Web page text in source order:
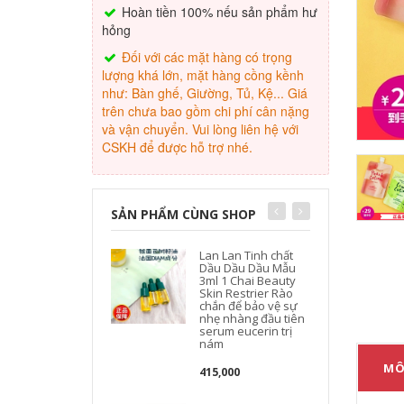
Hoàn tiền 100% nếu sản phẩm hư
hỏng
Đối với các mặt hàng có trọng
lượng khá lớn, mặt hàng cồng kềnh
như: Bàn ghế, Giường, Tủ, Kệ... Giá
trên chưa bao gồm chi phí cân nặng
và vận chuyển. Vui lòng liên hệ với
CSKH để được hỗ trợ nhé.
SẢN PHẨM CÙNG SHOP
Lan Lan Tinh chất
Dầu Dầu Dầu Mẫu
3ml 1 Chai Beauty
Skin Restrier Rào
chắn để bảo vệ sự
nhẹ nhàng đầu tiên
serum eucerin trị
nám
415,000